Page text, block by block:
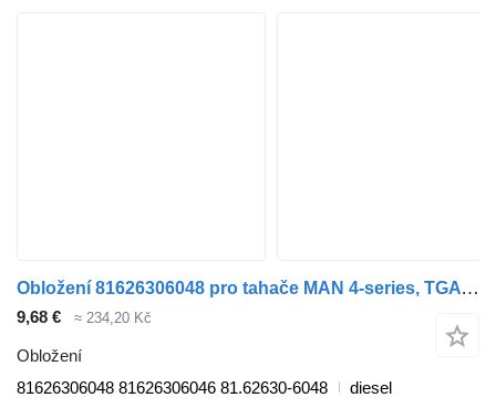
Obložení 81626306048 pro tahače MAN 4-series, TGA (1993-2009)
9,68 € ≈ 234,20 Kč
Obložení
81626306048 81626306046 81.62630-6048
diesel